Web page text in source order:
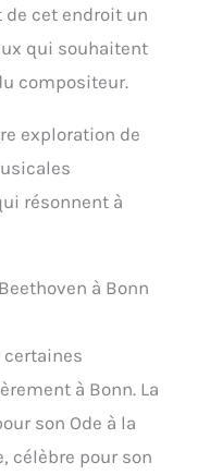
cet endroit un
qui souhaitent
compositeur.
exploration de
résonnent à
à Bonn
certaines
à Bonn. La
son Ode à la
célèbre pour son